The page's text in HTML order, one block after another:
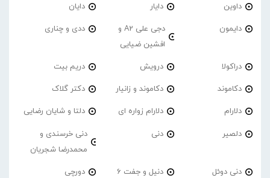
داوین دایار دایان
دایمون
دجی علی A2 و
افشین ضیایی
ددی و چناری
دراکولا درویش دریم بیت
دکاموند دکاموند و زانیار دکتر گلاک
دلارام دلارام زواره ای دلتا و شایان رضایی
دلصیر دنی
دنی خرسندی و
محمدرضا شجریان
دنی دوئل دنیل و جفت 6 دورچی